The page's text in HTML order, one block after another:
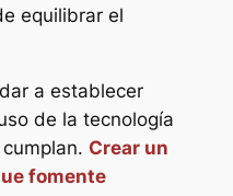
equilibrar el
a establecer
de la tecnología
Crear un
fomente